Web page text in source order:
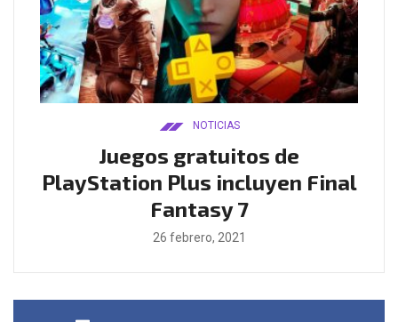
NOTICIAS
Juegos gratuitos de
PlayStation Plus incluyen Final
Fantasy 7
26 febrero, 2021